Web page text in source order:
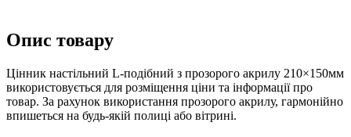
Опис товару
Цінник настільний L-подібний з прозорого акрилу 210×150мм
використовується для розміщення ціни та інформації про
товар. За рахунок використання прозорого акрилу, гармонійно
впишеться на будь-якій полиці або вітрині.